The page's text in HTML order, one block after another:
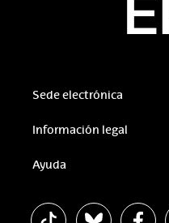
Sede electrónica
Información legal
Ayuda